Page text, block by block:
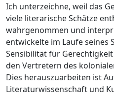
Ich unterzeichne, weil das
viele literarische Schätze
wahrgenommen und
entwickelte im Laufe seines
Sensibilität für
den Vertretern des
Dies herauszuarbeiten ist
Literaturwissenschaft und